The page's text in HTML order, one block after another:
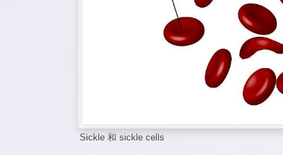
Sickle 和 sickle cells